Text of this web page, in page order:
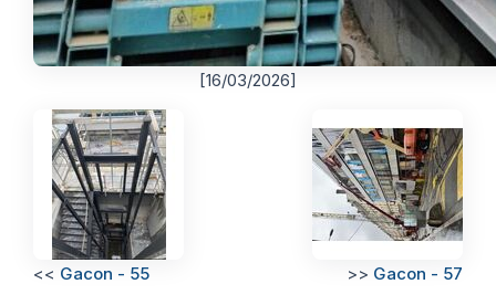
[16/03/2026]
<< Gacon - 55 >> Gacon - 57